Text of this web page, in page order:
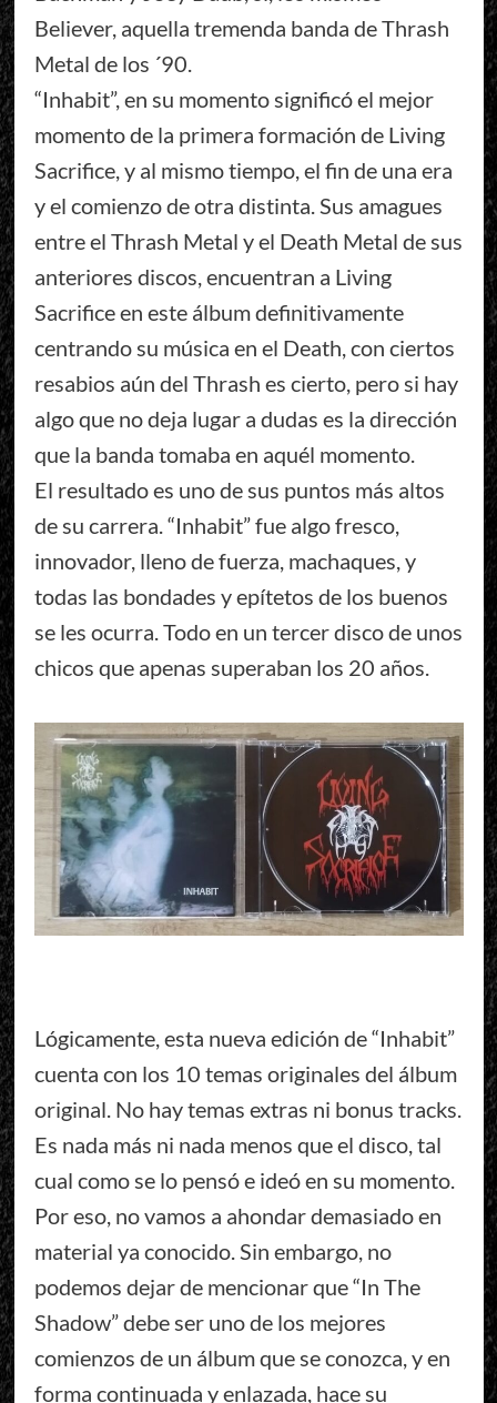
Believer, aquella tremenda banda de Thrash
Metal de los ´90.
“Inhabit”, en su momento significó el mejor
momento de la primera formación de Living
Sacrifice, y al mismo tiempo, el fin de una era
y el comienzo de otra distinta. Sus amagues
entre el Thrash Metal y el Death Metal de sus
anteriores discos, encuentran a Living
Sacrifice en este álbum definitivamente
centrando su música en el Death, con ciertos
resabios aún del Thrash es cierto, pero si hay
algo que no deja lugar a dudas es la dirección
que la banda tomaba en aquél momento.
El resultado es uno de sus puntos más altos
de su carrera. “Inhabit” fue algo fresco,
innovador, lleno de fuerza, machaques, y
todas las bondades y epítetos de los buenos
se les ocurra. Todo en un tercer disco de unos
chicos que apenas superaban los 20 años.
Lógicamente, esta nueva edición de “Inhabit”
cuenta con los 10 temas originales del álbum
original. No hay temas extras ni bonus tracks.
Es nada más ni nada menos que el disco, tal
cual como se lo pensó e ideó en su momento.
Por eso, no vamos a ahondar demasiado en
material ya conocido. Sin embargo, no
podemos dejar de mencionar que “In The
Shadow” debe ser uno de los mejores
comienzos de un álbum que se conozca, y en
forma continuada y enlazada, hace su